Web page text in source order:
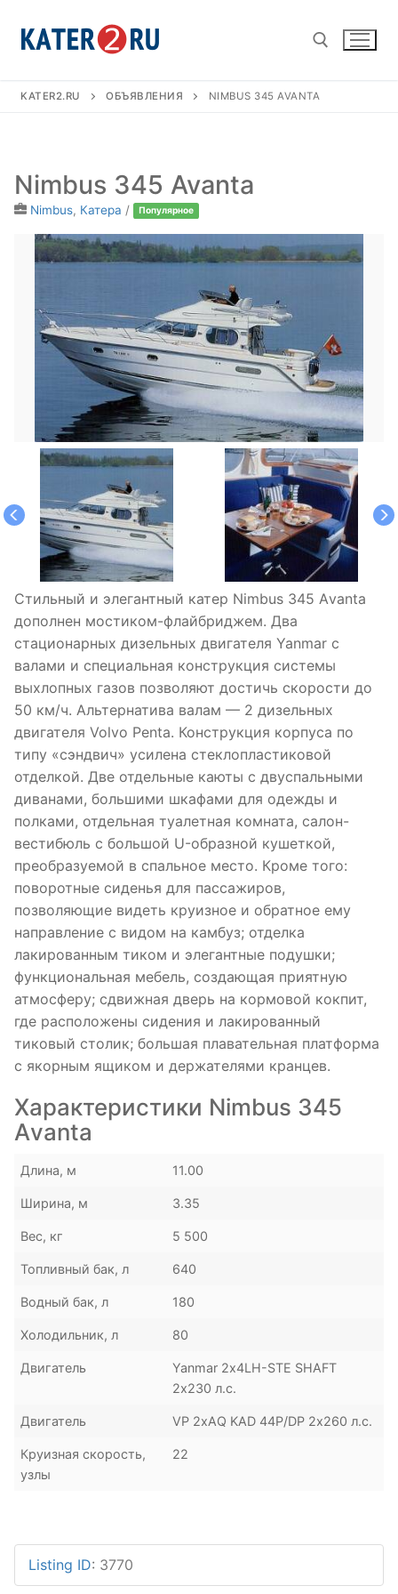
содержимому
KATER2.RU ОБЪЯВЛЕНИЯ NIMBUS 345 AVANTA
Nimbus 345 Avanta
Nimbus, Катера / Популярное
Cтильный и элегантный катер Nimbus 345 Аvanta
дополнен мостиком-флайбриджем. Два
стационарных дизельных двигателя Yanmar с
валами и специальная конструкция системы
выхлопных газов позволяют достичь скорости до
50 км/ч. Альтернатива валам — 2 дизельных
двигателя Volvo Penta. Конструкция корпуса по
типу «cэндвич» усилена стеклопластиковой
отделкой. Две отдельные каюты с двуспальными
диванами, большими шкафами для одежды и
полками, отдельная туалетная комната, салон-
вестибюль с большой U-образной кушеткой,
преобразуемой в спальное место. Кроме того:
поворотные сиденья для пассажиров,
позволяющие видеть круизное и обратное ему
направление с видом на камбуз; отделка
лакированным тиком и элегантные подушки;
функциональная мебель, создающая приятную
атмосферу; сдвижная дверь на кормовой кокпит,
где расположены сидения и лакированный
тиковый столик; большая плавательная платформа
с якорным ящиком и держателями кранцев.
Характеристики Nimbus 345
Аvanta
Длина, м 11.00
Ширина, м 3.35
Вес, кг 5 500
Топливный бак, л 640
Водный бак, л 180
Холодильник, л 80
Двигатель
Yanmar 2х4LH-STE SHAFT
2х230 л.с.
Двигатель VP 2хAQ KAD 44P/DP 2х260 л.с.
Круизная скорость,
узлы
22
Listing ID: 3770